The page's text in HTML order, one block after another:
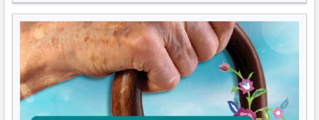
مولفین
حمیدرضاخوشنویس-
دکتر
آرزو
سازگار
تصویر
حمیدرضاخوشنویس دکتر
آرزو سازگار دکتر قاسم